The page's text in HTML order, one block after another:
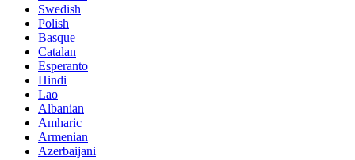
Swedish
Polish
Basque
Catalan
Esperanto
Hindi
Lao
Albanian
Amharic
Armenian
Azerbaijani